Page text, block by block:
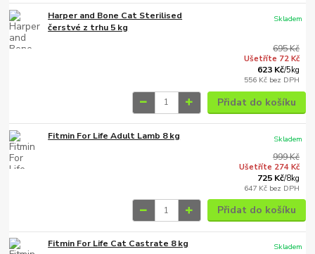
Harper and Bone Cat Sterilised
čerstvé z trhu 5 kg
695 Kč
Ušetříte 72 Kč
623 Kč/5kg
556 Kč bez DPH
Skladem
Přidat do košíku
Fitmin For Life Adult Lamb 8 kg
999 Kč
Ušetříte 274 Kč
725 Kč/8kg
647 Kč bez DPH
Skladem
Přidat do košíku
Fitmin For Life Cat Castrate 8 kg
Skladem